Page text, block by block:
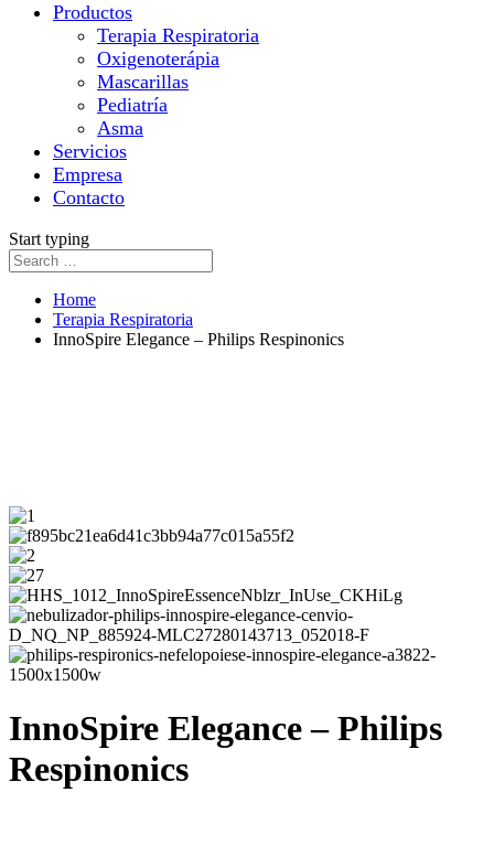
Productos
Terapia Respiratoria
Oxigenoterápia
Mascarillas
Pediatría
Asma
Servicios
Empresa
Contacto
Start typing
Home
Terapia Respiratoria
InnoSpire Elegance – Philips Respinonics
InnoSpire Elegance – Philips
Respinonics